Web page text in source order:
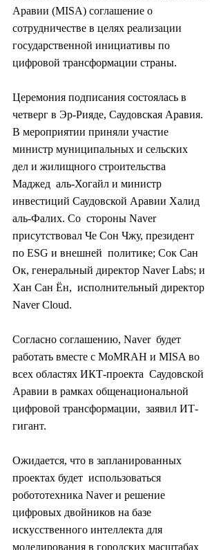
Аравии (MISA) соглашение о
сотрудничестве в целях реализации
государственной инициативы по
цифровой трансформации страны.
Церемония подписания состоялась в
четверг в Эр-Рияде, Саудовская Аравия.
В мероприятии приняли участие
министр муниципальных и сельских
дел и жилищного строительства
Маджед  аль-Хогайл и министр
инвестиций Саудовской Аравии Халид
аль-Фалих. Со  стороны Naver
присутствовал Че Сон Чжу, президент
по ESG и внешней  политике; Сок Сан
Ок, генеральный директор Naver Labs; и
Хан Сан Ён,  исполнительный директор
Naver Cloud.
Согласно соглашению, Naver  будет
работать вместе с MoMRAH и MISA во
всех областях ИКТ-проекта  Саудовской
Аравии в рамках общенациональной
цифровой трансформации,  заявил ИТ-
гигант.
Ожидается, что в запланированных
проектах будет  использоваться
робототехника Naver и решение
цифровых двойников на базе
искусственного интеллекта для
моделирования в городских масштабах